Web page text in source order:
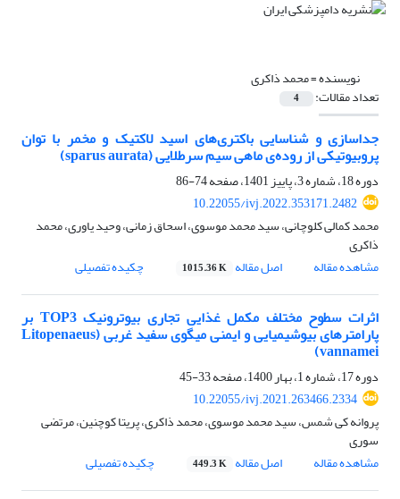
نویسنده =محمد ذاکری
تعداد مقالات: 4
جداسازی و شناسایی باکتری‌های اسید لاکتیک و مخمر با توان
پروبیوتیکی از روده‌ی ماهی سیم سرطلایی (sparus aurata)
دوره 18، شماره 3، پاییز 1401، صفحه
74-86
10.22055/ivj.2022.353171.2482
محمد کمالی کلوچانی، سید محمد موسوی، اسحاق زمانی، وحید یاوری، محمد
ذاکری
مشاهده مقاله
اصل مقاله 1015.36 K چکیده تفصیلی
اثرات سطوح مختلف مکمل غذایی تجاری بیوترونیک TOP3 بر
پارامترهای بیوشیمیایی و ایمنی میگوی سفید غربی (Litopenaeus
vannamei)
دوره 17، شماره 1، بهار 1400، صفحه
33-45
10.22055/ivj.2021.263466.2334
پروانه کی شمس، سید محمد موسوی، محمد ذاکری، پریتا کوچنین، مرتضی
سوری
مشاهده مقاله
اصل مقاله 449.3 K چکیده تفصیلی